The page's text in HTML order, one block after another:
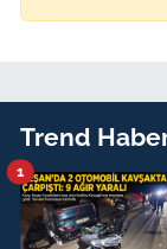
Trend
1